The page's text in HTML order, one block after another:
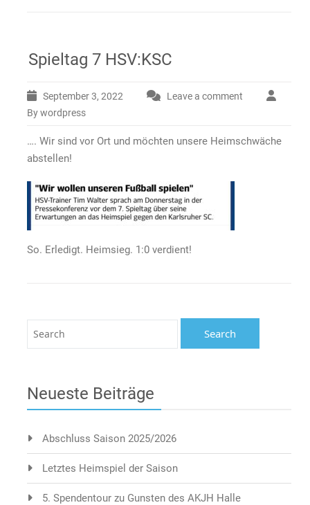
Spieltag 7 HSV:KSC
September 3, 2022
Leave a comment
By wordpress
…. Wir sind vor Ort und möchten unsere Heimschwäche
abstellen!
So. Erledigt. Heimsieg. 1:0 verdient!
Neueste Beiträge
Abschluss Saison 2025/2026
Letztes Heimspiel der Saison
5. Spendentour zu Gunsten des AKJH Halle